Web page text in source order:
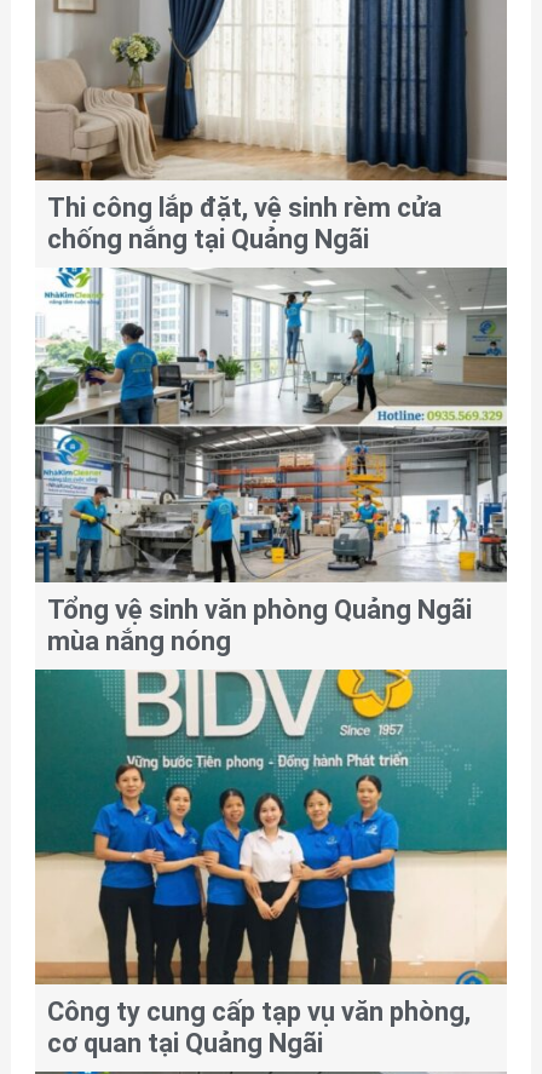
Thi công lắp đặt, vệ sinh rèm cửa
chống nắng tại Quảng Ngãi
Tổng vệ sinh văn phòng Quảng Ngãi
mùa nắng nóng
Công ty cung cấp tạp vụ văn phòng,
cơ quan tại Quảng Ngãi